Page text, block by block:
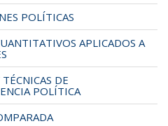
POLÍTICAS
APLICADOS A
DE
POLÍTICA